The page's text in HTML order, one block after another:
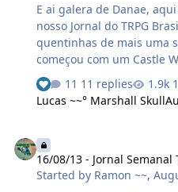
Agora, os 20 primeiros
lugar. Premiação:
E ai galera de Danae,
nosso Jornal do TRPG
quentinhas de mais uma
começou com um Castle War rápido.
Technique não defendeu
minutos a guild Insane o
http://imageshack.us/
Energy e 5kk. Parabéns a guild e ao Voltrix ! No
domingo, a tarde
de Futebol em Danae. O evento começou as 14:00, quase
11 replies
Lucas ~~° Marshall Skull
16/08/13 - Jornal Semanal
Started by Ramon ~~,